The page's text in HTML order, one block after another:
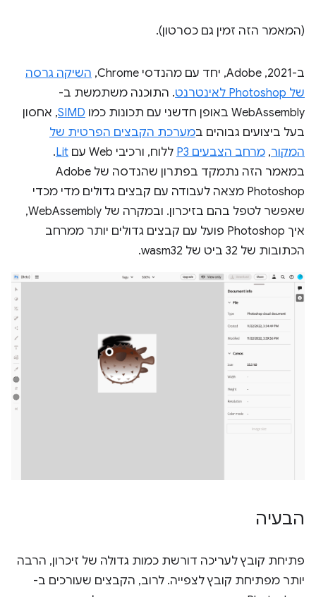
(המאמר הזה זמין גם כסרטון).
ב-2021, Adobe, יחד עם מהנדסי Chrome,
השיקה גרסה
של Photoshop לאינטרנט
. התוכנה משתמשת ב-
WebAssembly באופן חדשני עם תכונות כמו
SIMD, אחסון
בעל ביצועים גבוהים במערכת הקבצים הפרטית של
המקור, מרחב הצבעים P3 ללוח, ורכיבי Web עם Lit
.
במאמר הזה נתמקד בפתרון שהנדסה של Adobe
Photoshop מצאה לעבודה עם קבצים גדולים מדי מכדי
שאפשר לטפל בהם בזיכרון. ובמקרה של WebAssembly,
איך Photoshop פועל עם קבצים גדולים יותר ממרחב
הכתובות של 32 ביט של wasm32.
הבעיה
פתיחת קובץ לעריכה דורשת כמות גדולה של זיכרון, הרבה
יותר מפתיחת קובץ לצפייה. לרוב, הקבצים שעורכים ב-